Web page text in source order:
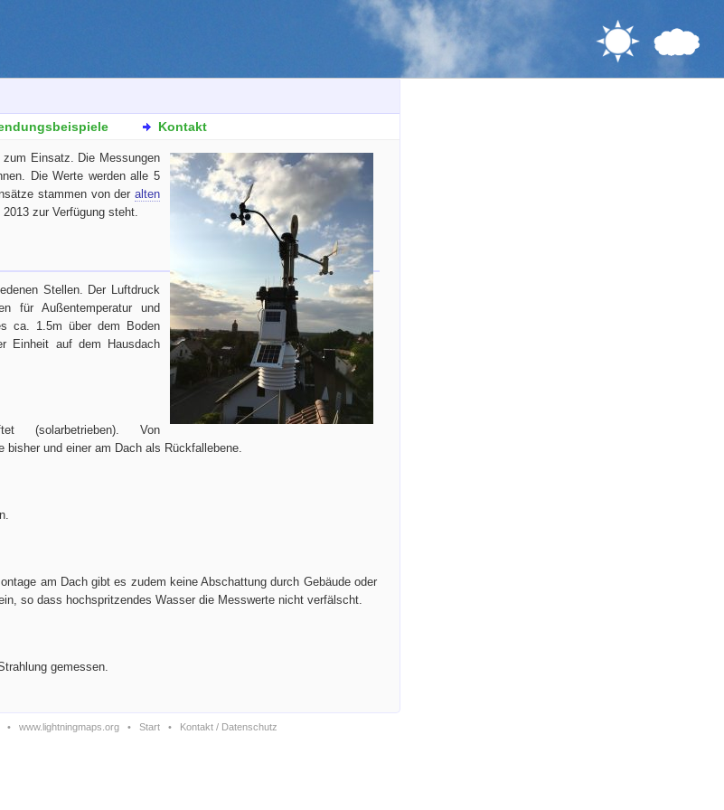
Kontakt
Einsatz. Die Messungen
Die Werte werden alle 5
stammen von der alten
zur Verfügung steht.
Stellen. Der Luftdruck
für Außentemperatur und
ca. 1.5m über dem Boden
Einheit auf dem Hausdach
(solarbetrieben). Von
und einer am Dach als Rückfallebene.
am Dach gibt es zudem keine Abschattung durch Gebäude oder
so dass hochspritzendes Wasser die Messwerte nicht verfälscht.
gemessen.
•www.lightningmaps.org •Start • Kontakt / Datenschutz